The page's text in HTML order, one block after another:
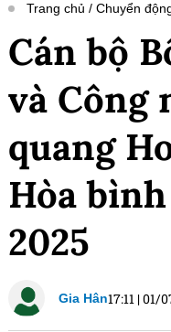
Trang chủ Chuyển
Cán bộ
và Công
quang
Hòa
2025
Gia Hân17:11 |01/